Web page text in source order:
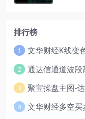
排行榜
1
2 通达信通道波
3 聚宝操盘主图-
4 文华财经多空